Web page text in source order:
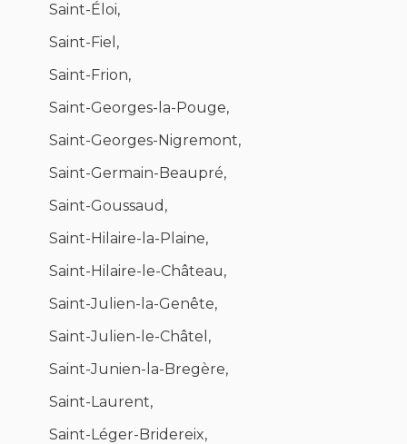
Saint-Éloi,
Saint-Fiel,
Saint-Frion,
Saint-Georges-la-Pouge,
Saint-Georges-Nigremont,
Saint-Germain-Beaupré,
Saint-Goussaud,
Saint-Hilaire-la-Plaine,
Saint-Hilaire-le-Château,
Saint-Julien-la-Genête,
Saint-Julien-le-Châtel,
Saint-Junien-la-Bregère,
Saint-Laurent,
Saint-Léger-Bridereix,